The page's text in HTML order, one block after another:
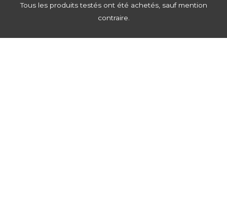
Tous les produits testés ont été achetés, sauf mention
contraire.